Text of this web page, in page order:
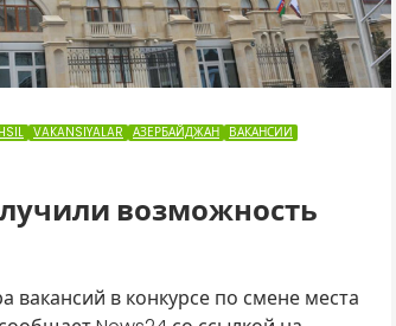
VAKANSIYALAR АЗЕРБАЙДЖАН ВАКАНСИИ
возможность
в конкурсе по смене места